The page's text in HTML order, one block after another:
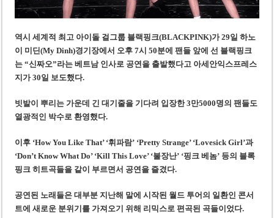
역시 세계적 최고 아이돌 걸그룹 블랙핑크(BLACKPINK)가 29일하노
이 미딘(My Dinh)경기장에서 오후 7시 50분에 팬들 앞에 선 블랙핑크
는 “신짜오”라는 베트남 인사로 공연을 출발했다고 아세안익스프레스
지가 30일 보도했다.
빗발이 뿌리는 가운데 긴 대기줄을 기다려 입장한 3만5000명의 팬들도
열광적인 박수로 환영했다.
이후 ‘How You Like That’ ‘휘파람’ ‘Pretty Strange’ ‘Lovesick Girl’과
‘Don’t Know What Do’ ‘Kill This Love’ ‘불장난’ ‘핑크 베놈’ 등의 블록
핑크 히트곡들을 같이 부르면서 공연을 즐겼다.
공연된 노래들은 대부분 지난해 말에 시작된 월드 투어의 일환인 콘서
트에 새로운 분위기를 가져오기 위해 리믹스로 편곡된 곡들이었다.